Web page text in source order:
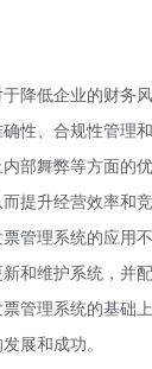
降低企业的财务
性、合规性管理
部舞弊等方面的
提升经营效率和竞
管理系统的应用
和维护系统，并
管理系统的基础
展和成功。